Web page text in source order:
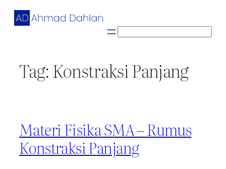
Skip
c
Tag: Konstraksi Panjang
Materi Fisika SMA – Rumus
Konstraksi Panjang